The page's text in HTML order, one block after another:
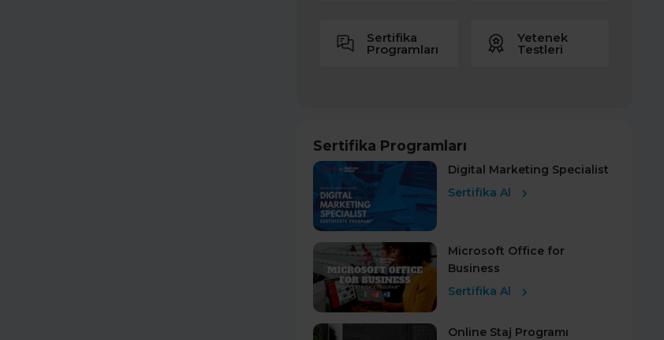
Sertifika
Programları
Yetenek
Testleri
Sertifika Programları
Digital Marketing Specialist
Sertifika Al
Microsoft Office for
Business
Sertifika Al
Online Staj Programı